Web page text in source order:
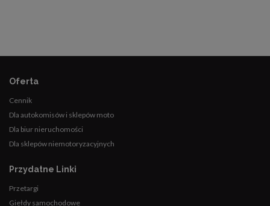
Oferta
Cennik
Dla autokomisów i sklepów moto
Dla biur nieruchomości
Dla sklepów niemotoryzacyjnych
Przydatne Linki
Przetargi
Giełdy samochodowe